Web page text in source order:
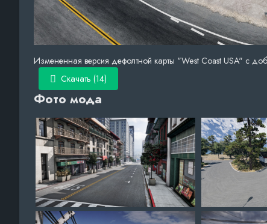
Измененная версия дефолтной карты "West Coast USA" с
Скачать (14)
Фото мода